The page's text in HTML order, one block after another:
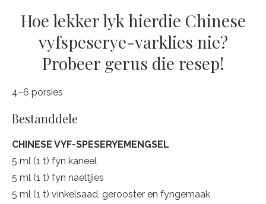
Hoe lekker lyk hierdie Chinese
vyfspeserye-varklies nie?
Probeer gerus die resep!
4–6 porsies
Bestanddele
CHINESE VYF-SPESERYEMENGSEL
5 ml (1 t) fyn kaneel
5 ml (1 t) fyn naeltjies
5 ml (1 t) vinkelsaad, gerooster en fyngemaak